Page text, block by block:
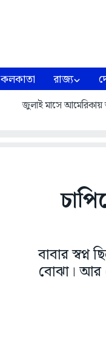
কলকাতা রাজ্য
জুলাই মাসে
বাবার
বোঝা। আর